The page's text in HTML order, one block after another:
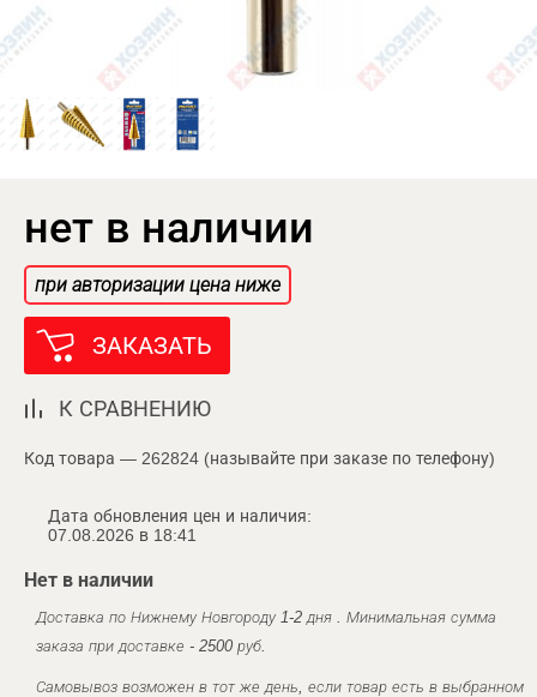
нет в наличии
при авторизации цена ниже
ЗАКАЗАТЬ
К СРАВНЕНИЮ
Код товара — 262824 (называйте при заказе по телефону)
Дата обновления цен и наличия:
07.08.2026 в 18:41
Нет в наличии
Доставка по Нижнему Новгороду 1-2 дня . Минимальная сумма
заказа при доставке - 2500 руб.
Самовывоз возможен в тот же день, если товар есть в выбранном